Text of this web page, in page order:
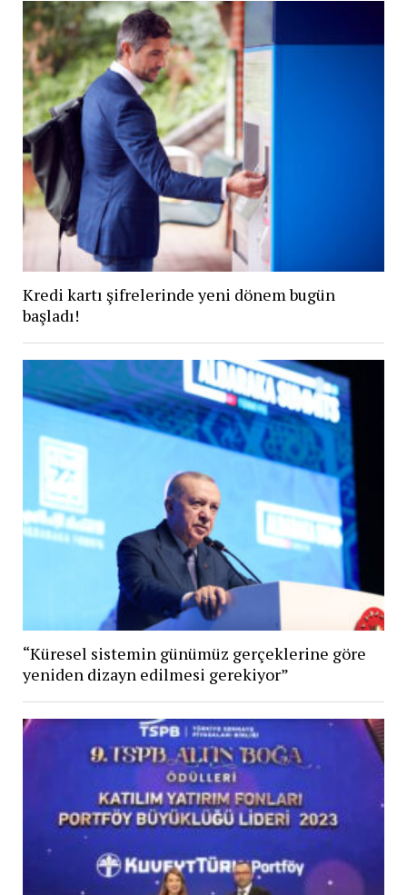
Kredi kartı şifrelerinde yeni dönem bugün
başladı!
“Küresel sistemin günümüz gerçeklerine göre
yeniden dizayn edilmesi gerekiyor”